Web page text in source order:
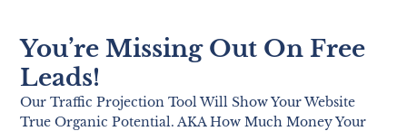
You’re Missing Out On Free
Leads!
Our Traffic Projection Tool Will Show Your Website
True Organic Potential. AKA How Much Money Your